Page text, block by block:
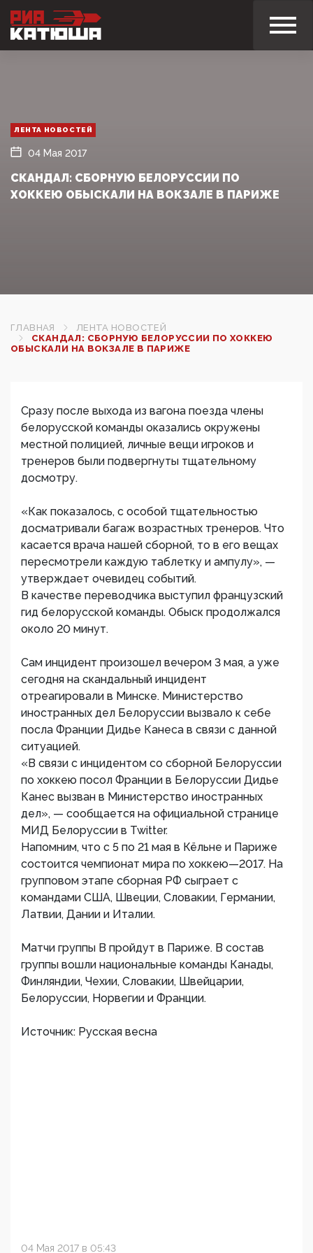
ЛЕНТА НОВОСТЕЙ
04 Мая 2017
СКАНДАЛ: СБОРНУЮ БЕЛОРУССИИ ПО
ХОККЕЮ ОБЫСКАЛИ НА ВОКЗАЛЕ В ПАРИЖЕ
ГЛАВНАЯ
ЛЕНТА НОВОСТЕЙ
СКАНДАЛ: СБОРНУЮ БЕЛОРУССИИ ПО ХОККЕЮ
ОБЫСКАЛИ НА ВОКЗАЛЕ В ПАРИЖЕ
Сразу после выхода из вагона поезда члены
белорусской команды оказались окружены
местной полицией, личные вещи игроков и
тренеров были подвергнуты тщательному
досмотру.
«Как показалось, с особой тщательностью
досматривали багаж возрастных тренеров. Что
касается врача нашей сборной, то в его вещах
пересмотрели каждую таблетку и ампулу», —
утверждает очевидец событий.
В качестве переводчика выступил французский
гид белорусской команды. Обыск продолжался
около 20 минут.
Сам инцидент произошел вечером 3 мая, а уже
сегодня на скандальный инцидент
отреагировали в Минске. Министерство
иностранных дел Белоруссии вызвало к себе
посла Франции Дидье Канеса в связи с данной
ситуацией.
«В связи с инцидентом со сборной Белоруссии
по хоккею посол Франции в Белоруссии Дидье
Канес вызван в Министерство иностранных
дел», — сообщается на официальной странице
МИД Белоруссии в Twitter.
Напомним, что с 5 по 21 мая в Кёльне и Париже
состоится чемпионат мира по хоккею—2017. На
групповом этапе сборная РФ сыграет с
командами США, Швеции, Словакии, Германии,
Латвии, Дании и Италии.
Матчи группы B пройдут в Париже. В состав
группы вошли национальные команды Канады,
Финляндии, Чехии, Словакии, Швейцарии,
Белоруссии, Норвегии и Франции.
Источник: Русская весна
04 Мая 2017 в 05:43